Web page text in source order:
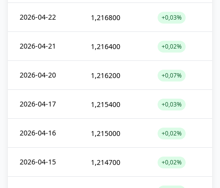
2026-04-22 1,216800 +0,03%
2026-04-21 1,216400 +0,02%
2026-04-20 1,216200 +0,07%
2026-04-17 1,215400 +0,03%
2026-04-16 1,215000 +0,02%
2026-04-15 1,214700 +0,02%